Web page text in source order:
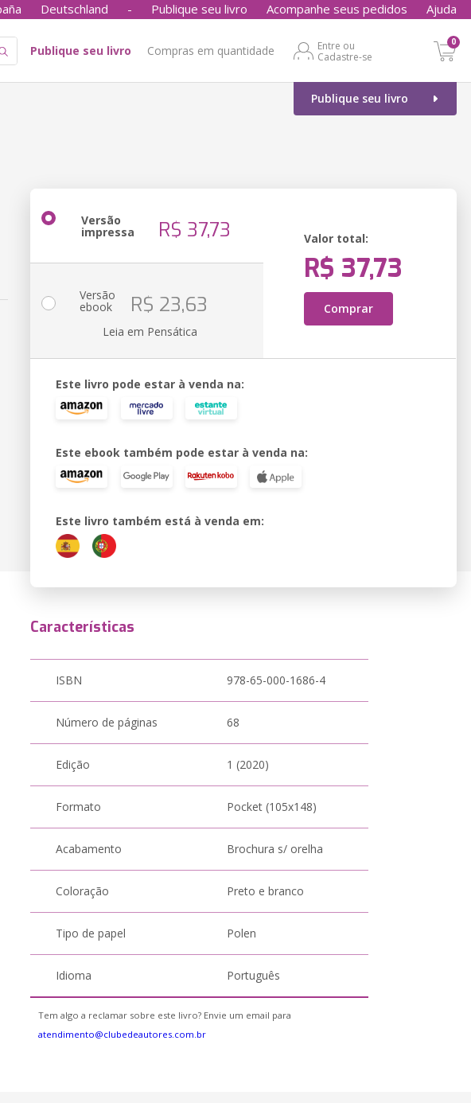
Deutschland - Publique seu livro Acompanhe seus pedidos Ajuda
Publique seu livro Compras em quantidade
Entre ou
Cadastre-se
0
Publique seu livro
Versão
impressa R$ 37,73 Valor total:
R$ 37,73
Comprar
Versão
ebook R$ 23,63
Leia em Pensática
Este livro pode estar à venda na:
Este ebook também pode estar à venda na:
Este livro também está à venda em:
Características
ISBN 978-65-000-1686-4
Número de páginas 68
Edição 1 (2020)
Formato Pocket (105x148)
Acabamento Brochura s/ orelha
Coloração Preto e branco
Tipo de papel Polen
Idioma Português
Tem algo a reclamar sobre este livro? Envie um email para
atendimento@clubedeautores.com.br